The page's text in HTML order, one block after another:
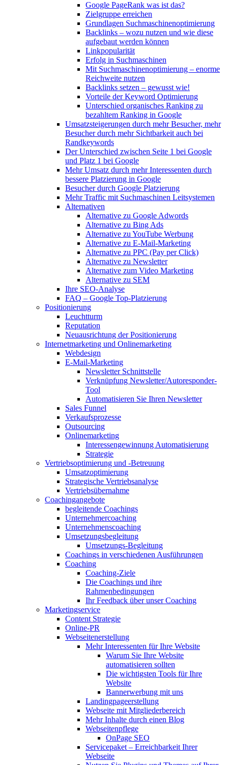
Google PageRank was ist das?
Zielgruppe erreichen
Grundlagen Suchmaschinenoptimierung
Backlinks – wozu nutzen und wie diese
aufgebaut werden können
Linkpopularität
Erfolg in Suchmaschinen
Mit Suchmaschinenoptimierung – enorme
Reichweite nutzen
Backlinks setzen – gewusst wie!
Vorteile der Keyword Optimierung
Unterschied organisches Ranking zu
bezahltem Ranking in Google
Umsatzsteigerungen durch mehr Besucher, mehr
Besucher durch mehr Sichtbarkeit auch bei
Randkeywords
Der Unterschied zwischen Seite 1 bei Google
und Platz 1 bei Google
Mehr Umsatz durch mehr Interessenten durch
bessere Platzierung in Google
Besucher durch Google Platzierung
Mehr Traffic mit Suchmaschinen Leitsystemen
Alternativen
Alternative zu Google Adwords
Alternative zu Bing Ads
Alternative zu YouTube Werbung
Alternative zu E-Mail-Marketing
Alternative zu PPC (Pay per Click)
Alternative zu Newsletter
Alternative zum Video Marketing
Alternative zu SEM
Ihre SEO-Analyse
FAQ – Google Top-Platzierung
Positionierung
Leuchtturm
Reputation
Neuausrichtung der Positionierung
Internetmarketing und Onlinemarketing
Webdesign
E-Mail-Marketing
Newsletter Schnittstelle
Verknüpfung Newsletter/Autoresponder-
Tool
Automatisieren Sie Ihren Newsletter
Sales Funnel
Verkaufsprozesse
Outsourcing
Onlinemarketing
Interessengewinnung Automatisierung
Strategie
Vertriebsoptimierung und -Betreuung
Umsatzoptimierung
Strategische Vertriebsanalyse
Vertriebsübernahme
Coachingangebote
begleitende Coachings
Unternehmercoaching
Unternehmenscoaching
Umsetzungsbegleitung
Umsetzungs-Begleitung
Coachings in verschiedenen Ausführungen
Coaching
Coaching-Ziele
Die Coachings und ihre
Rahmenbedingungen
Ihr Feedback über unser Coaching
Marketingservice
Content Strategie
Online-PR
Webseitenerstellung
Mehr Interessenten für Ihre Website
Warum Sie Ihre Website
automatisieren sollten
Die wichtigsten Tools für Ihre
Website
Bannerwerbung mit uns
Landingpageerstellung
Webseite mit Mitgliederbereich
Mehr Inhalte durch einen Blog
Webseitenpflege
OnPage SEO
Servicepaket – Erreichbarkeit Ihrer
Webseite